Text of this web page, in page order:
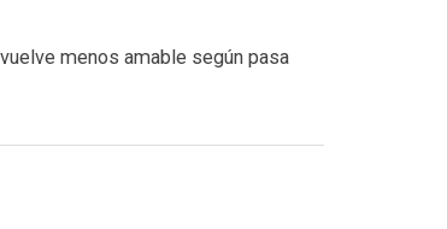
menos amable según pasa